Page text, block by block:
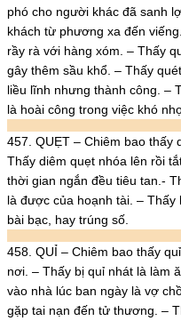
phó cho người khác đã sanh
khách từ phương xa đến
rầy rà với hàng xóm. – Thấy
gây thêm sầu khổ. – Thấy
liều lĩnh nhưng thành công. –
là hoài công trong việc khó
457. QUẸT – Chiêm bao thấy
Thấy diêm quẹt nhóa lên rồi
thời gian ngắn đều tiêu tan.-
là được của hoạnh tài. –
bài bạc, hay trúng số.
458. QUỈ – Chiêm bao thấy
nơi. – Thấy bị quỉ nhát là làm
vào nhà lúc ban ngày là vợ
gặp tai nạn đến tử thương. –